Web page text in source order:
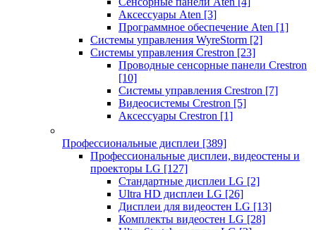
Аксессуары Aten [3]
Программное обеспечение Aten [1]
Системы управления WyreStorm [2]
Системы управления Crestron [23]
Проводные сенсорные панели Crestron
[10]
Системы управления Crestron [7]
Видеосистемы Crestron [5]
Аксессуары Crestron [1]
Профессиональные дисплеи [389]
Профессиональные дисплеи, видеостены и
проекторы LG [127]
Стандартные дисплеи LG [2]
Ultra HD дисплеи LG [26]
Дисплеи для видеостен LG [13]
Комплекты видеостен LG [28]